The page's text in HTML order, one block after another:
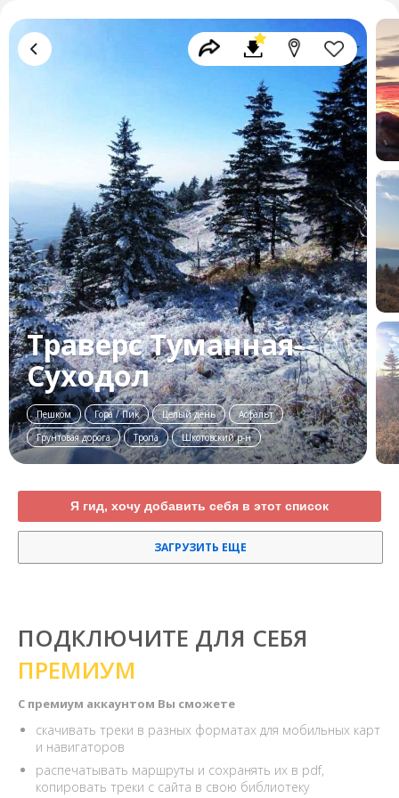
Траверс Туманная-
Суходол
Пешком Гора / Пик Целый день
Асфальт
Грунтовая дорога
Тропа Шкотовский р-н
Я гид, хочу добавить себя в этот список
ЗАГРУЗИТЬ ЕЩЕ
ПОДКЛЮЧИТЕ ДЛЯ СЕБЯ
ПРЕМИУМ
С премиум аккаунтом Вы сможете
скачивать треки в разных форматах для мобильных карт
и навигаторов
распечатывать маршруты и сохранять их в pdf,
копировать треки с сайта в свою библиотеку